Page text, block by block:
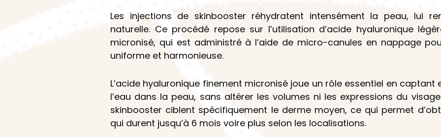
Les injections de skinbooster réhydratent intensément la peau, lui
naturelle. Ce procédé repose sur l’utilisation d’acide hyaluronique
micronisé, qui est administré à l’aide de micro-canules en nappage
uniforme et harmonieuse.
L’acide hyaluronique finement micronisé joue un rôle essentiel en
l’eau dans la peau, sans altérer les volumes ni les expressions du
skinbooster ciblent spécifiquement le derme moyen, ce qui permet
qui durent jusqu’à 6 mois voire plus selon les localisations.